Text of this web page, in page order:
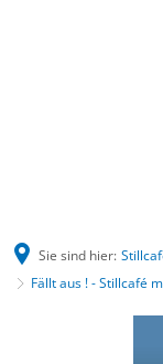
Sie sind hier:
Fällt aus ! - Stillcafé